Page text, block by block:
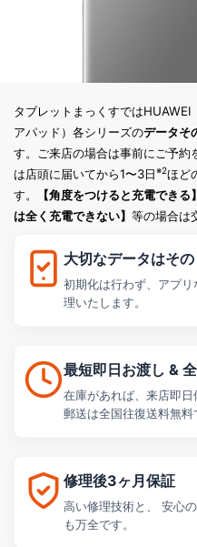
タブレットまっくすでは
アパッド）各シリーズのデータそ
す。ご来店の場合は事前にご予約
は店頭に届いてから1〜3日※2ほど
す。
【角度をつけると充電でき
は全く充電できない】 等の場合は
大切なデータはその
初期化は行わず、アプ
理いたします。
最短即日お渡し &
在庫があれば、来店即日
郵送は全国往復送料無料
修理後3ヶ月保証
高い修理技術と、 安心
も万全です。